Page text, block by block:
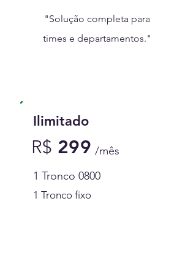
"Solução completa para
times e departamentos."
Ilimitado
R$ 299 /mês
1 Tronco 0800
1 Tronco fixo